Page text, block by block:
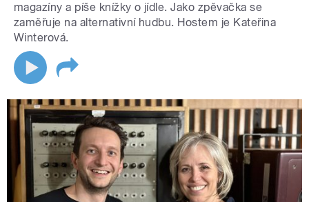
magazíny a píše knížky o jídle. Jako zpěvačka se
zaměřuje na alternativní hudbu. Hostem je Kateřina
Winterová.